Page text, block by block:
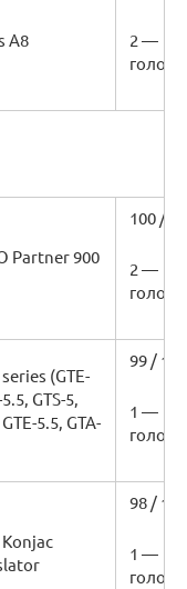
А8
2 —
голоса
Partner 900
100 /
2 —
голоса
series (GTE-
GTS-5,
5.5, GTA-
99 / 100
1 —
голос
98 / 100
1 —
голос